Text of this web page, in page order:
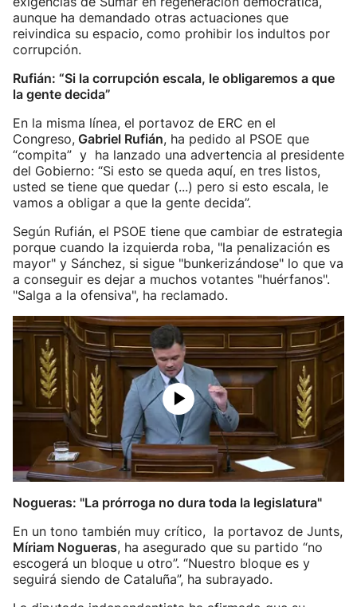
aunque ha demandado otras actuaciones que
reivindica su espacio, como prohibir los indultos por
corrupción.
Rufián: “Si la corrupción escala, le obligaremos a que
la gente decida”
En la misma línea, el portavoz de ERC en el
Congreso, Gabriel Rufián, ha pedido al PSOE que
“compita” y ha lanzado una advertencia al presidente
del Gobierno: “Si esto se queda aquí, en tres listos,
usted se tiene que quedar (...) pero si esto escala, le
vamos a obligar a que la gente decida”.
Según Rufián, el PSOE tiene que cambiar de estrategia
porque cuando la izquierda roba, "la penalización es
mayor" y Sánchez, si sigue "bunkerizándose" lo que va
a conseguir es dejar a muchos votantes "huérfanos".
"Salga a la ofensiva", ha reclamado.
Nogueras: "La prórroga no dura toda la legislatura"
En un tono también muy crítico, la portavoz de Junts,
Míriam Nogueras, ha asegurado que su partido “no
escogerá un bloque u otro”. “Nuestro bloque es y
seguirá siendo de Cataluña”, ha subrayado.